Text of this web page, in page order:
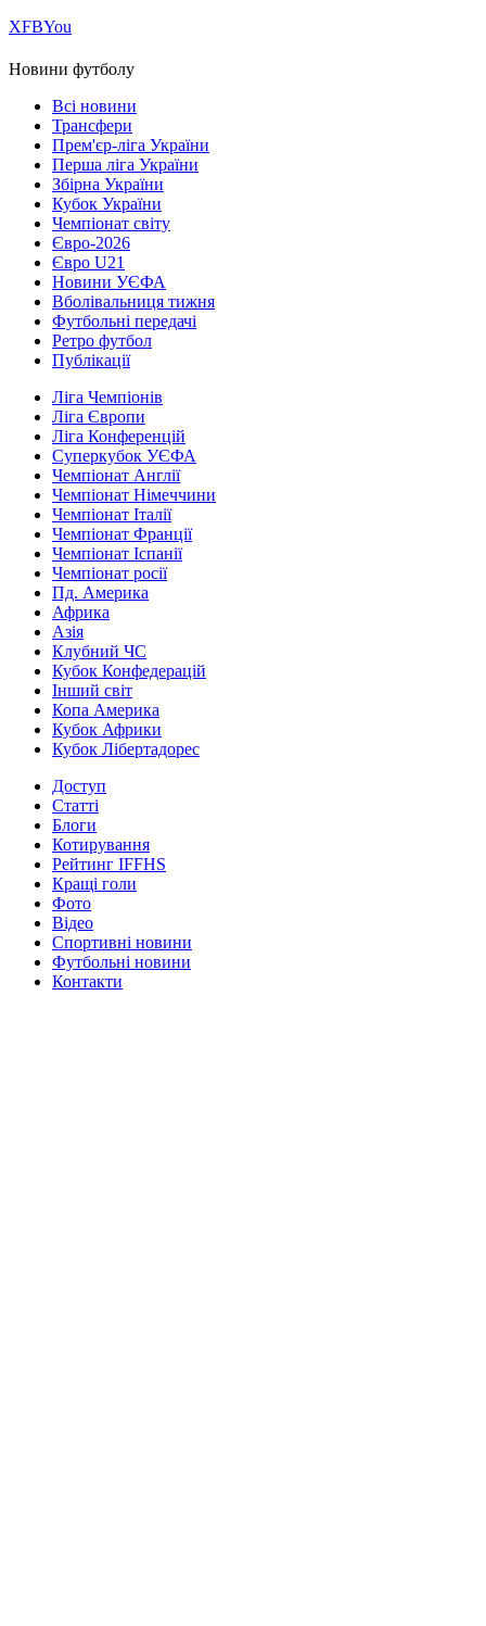
ХFBYou
Новини футболу
Всі новини
Трансфери
Прем'єр-ліга України
Перша ліга України
Збірна України
Кубок України
Чемпіонат світу
Євро-2026
Євро U21
Новини УЄФА
Вболівальниця тижня
Футбольні передачі
Ретро футбол
Публікації
Ліга Чемпіонів
Ліга Європи
Ліга Конференцій
Суперкубок УЄФА
Чемпіонат Англії
Чемпіонат Німеччини
Чемпіонат Італії
Чемпіонат Франції
Чемпіонат Іспанії
Чемпіонат росії
Пд. Америка
Африка
Азія
Клубний ЧС
Кубок Конфедерацій
Інший світ
Копа Америка
Кубок Африки
Кубок Лібертадорес
Доступ
Статті
Блоги
Котирування
Рейтинг IFFHS
Кращі голи
Фото
Відео
Спортивні новини
Футбольні новини
Контакти